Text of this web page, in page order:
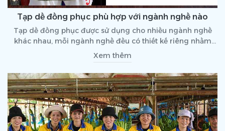
Tạp dề đồng phục phù hợp với ngành nghề nào
Tạp dề đồng phục được sử dụng cho nhiều ngành nghề
khác nhau, mỗi ngành nghề đều có thiết kế riêng nhằm
đảm bảo sự thuận tiện cho quá trình làm việc . Hãy cùng
tìm hiểu các ngành nghề cần sử dụng tạp dề qua bài viết
dưới đây nhé!
Xem thêm